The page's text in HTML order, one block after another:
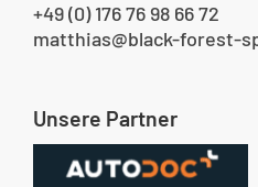
+49 (0) 176 76 98 66 72
matthias@black-forest-
Unsere Partner